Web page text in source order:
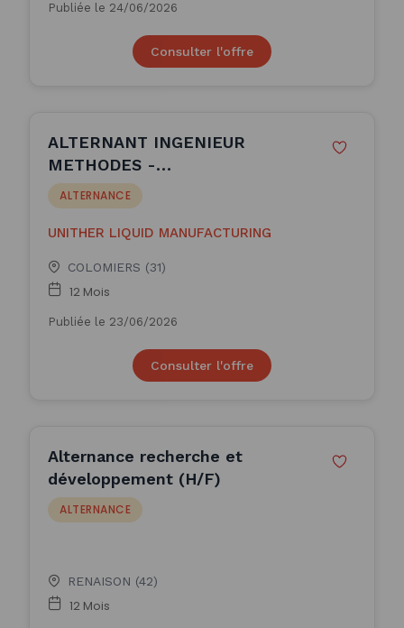
Publiée le 24/06/2026
Consulter l'offre
ALTERNANT INGENIEUR
METHODES -
APPRENTISSAGE(H/F)
ALTERNANCE
UNITHER LIQUID MANUFACTURING
COLOMIERS (31)
12 Mois
Publiée le 23/06/2026
Consulter l'offre
Alternance recherche et
développement (H/F)
ALTERNANCE
RENAISON (42)
12 Mois